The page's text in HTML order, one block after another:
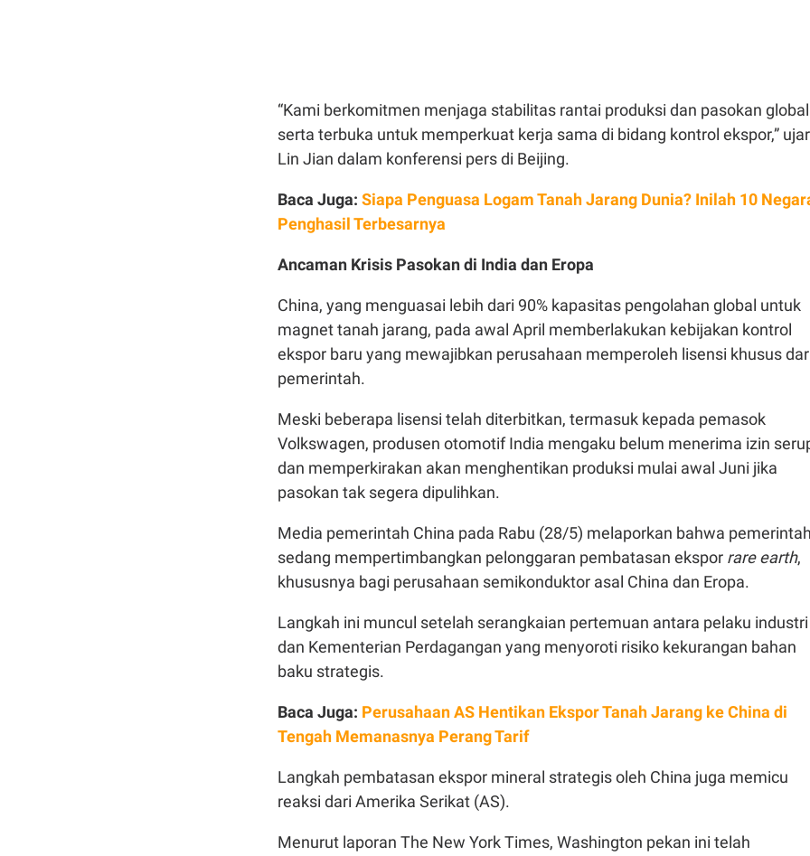
“Kami berkomitmen menjaga stabilitas rantai produksi dan pasokan global
serta terbuka untuk memperkuat kerja sama di bidang kontrol ekspor,” ujar
Lin Jian dalam konferensi pers di Beijing.
Baca Juga: Siapa Penguasa Logam Tanah Jarang Dunia? Inilah 10
Penghasil Terbesarnya
Ancaman Krisis Pasokan di India dan Eropa
China, yang menguasai lebih dari 90% kapasitas pengolahan global untuk
magnet tanah jarang, pada awal April memberlakukan kebijakan kontrol
ekspor baru yang mewajibkan perusahaan memperoleh lisensi khusus
pemerintah.
Meski beberapa lisensi telah diterbitkan, termasuk kepada pemasok
Volkswagen, produsen otomotif India mengaku belum menerima izin
dan memperkirakan akan menghentikan produksi mulai awal Juni jika
pasokan tak segera dipulihkan.
Media pemerintah China pada Rabu (28/5) melaporkan bahwa pemerintah
sedang mempertimbangkan pelonggaran pembatasan ekspor rare earth,
khususnya bagi perusahaan semikonduktor asal China dan Eropa.
Langkah ini muncul setelah serangkaian pertemuan antara pelaku industri
dan Kementerian Perdagangan yang menyoroti risiko kekurangan bahan
baku strategis.
Baca Juga: Perusahaan AS Hentikan Ekspor Tanah Jarang ke China di
Tengah Memanasnya Perang Tarif
Langkah pembatasan ekspor mineral strategis oleh China juga memicu
reaksi dari Amerika Serikat (AS).
Menurut laporan The New York Times, Washington pekan ini telah